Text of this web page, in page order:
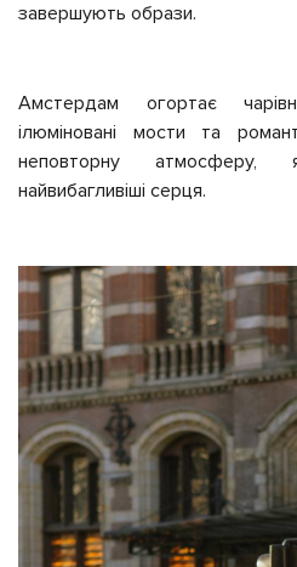
завершують образи.
Амстердам огортає
ілюміновані мости та
неповторну атмосферу,
найвибагливіші серця.